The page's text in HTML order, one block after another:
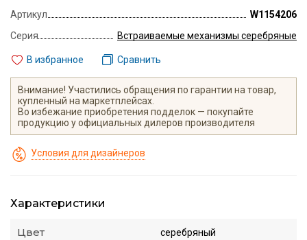
Артикул
W1154206
Серия
Встраиваемые механизмы серебряные
В избранное Сравнить
Внимание! Участились обращения по гарантии на товар,
купленный на маркетплейсах.
Во избежание приобретения подделок — покупайте
продукцию у официальных дилеров производителя
Условия для дизайнеров
Характеристики
Цвет серебряный